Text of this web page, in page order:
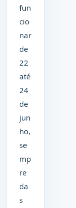
fun
cio
nar
de
22
até
24
de
jun
ho,
se
mp
re
da
s